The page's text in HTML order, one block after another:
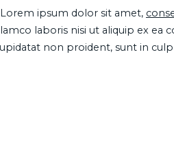
Lorem ipsum dolor sit amet,
laboris nisi ut aliquip ex
non proident, sunt in